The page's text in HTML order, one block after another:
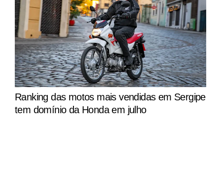
Ranking das motos mais vendidas em Sergipe
tem domínio da Honda em julho